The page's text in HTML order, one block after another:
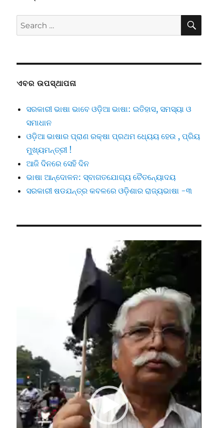
Search
for:
ଏବର ଉପସ୍ଥାପନା
ସରକାରୀ ଭାଷା ଭାବେ ଓଡ଼ିଆ ଭାଷା: ଇତିହାସ, ସମସ୍ୟା ଓ
ସମାଧାନ
ଓଡ଼ିଆ ଭାଷାର ପ୍ରାଣ ରକ୍ଷା ପ୍ରଥମ ଧ୍ୟେୟ ହେଉ , ପ୍ରିୟ
ମୁଖ୍ୟମନ୍ତ୍ରୀ !
ଆଜି ଦିନରେ ସେହି ଦିନ
ଭାଷା ଆନ୍ଦୋଳନ: ସ୍ବାଗତଯୋଗ୍ୟ ଚୈତନ୍ୟୋଦୟ
ସରକାରୀ ଷଡଯନ୍ତ୍ର କବଳରେ ଓଡ଼ିଶାର ରାଜ୍ୟଭାଷା -୩